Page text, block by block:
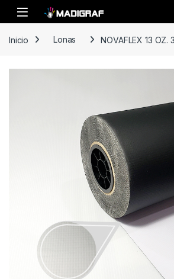
Skip to navigation
Skip to content
Inicio Lonas NOVAFLEX 13 OZ.